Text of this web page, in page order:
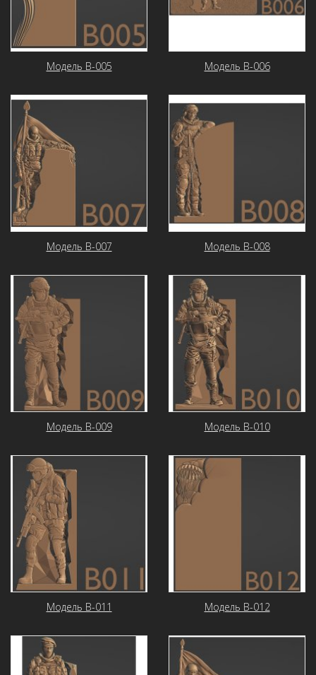
Модель В-005 Модель В-006
Модель В-007 Модель В-008
Модель В-009 Модель В-010
Модель В-011 Модель В-012